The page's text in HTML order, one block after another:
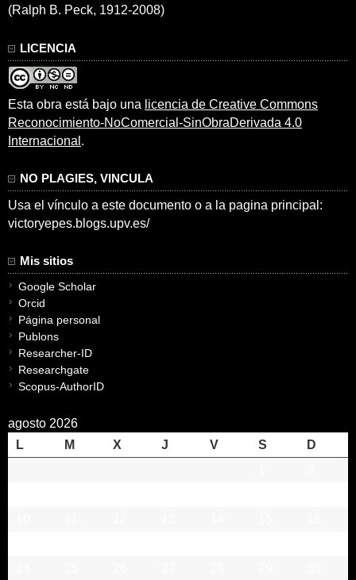
(Ralph B. Peck, 1912-2008)
LICENCIA
Esta obra está bajo una licencia de Creative Commons
Reconocimiento-NoComercial-SinObraDerivada 4.0
Internacional .
NO PLAGIES, VINCULA
Usa el vínculo a este documento o a la pagina principal:
victoryepes.blogs.upv.es/
Mis sitios
Google Scholar
Orcid
Página personal
Publons
Researcher-ID
Researchgate
Scopus-AuthorID
agosto 2026
L
M X J V S
D